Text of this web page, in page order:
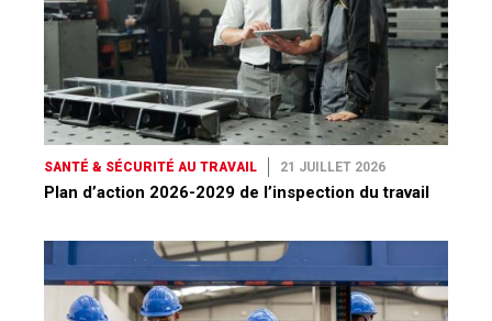
SANTÉ & SÉCURITÉ AU TRAVAIL 21 JUILLET 2026
Plan d’action 2026-2029 de l’inspection du travail